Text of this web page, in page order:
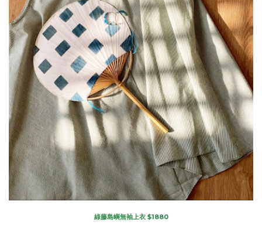
綠藤島嶼無袖上衣 $1880